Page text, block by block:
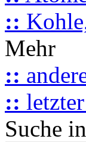
::
Mehr
::
::
Suche